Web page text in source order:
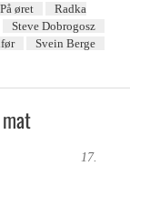
På øret
Radka
Steve Dobrogosz
Svein Berge
17.